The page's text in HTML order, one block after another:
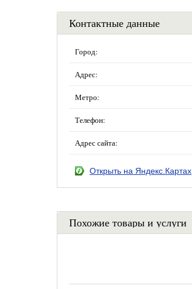
Контактные данные
Город:
Адрес:
Метро:
Телефон:
Адрес сайта:
Открыть на Яндекс.Картах
Похожие товары и услуги